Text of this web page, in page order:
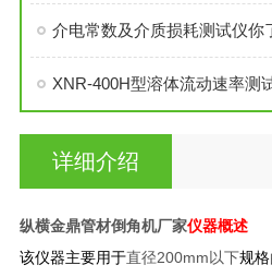
介电常数及介质损耗测试仪你
详细介绍
纵横金鼎管材倒角机厂家仪器概述
该仪器主要用于直径200mm以下规格